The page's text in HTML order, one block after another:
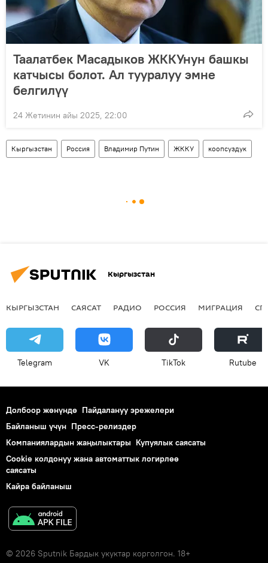
Таалатбек Масадыков ЖККУнун башкы
катчысы болот. Ал тууралуу эмне
белгилүү
24 Жетинин айы 2025, 22:00
Кыргызстан Россия Владимир Путин ЖККУ коопсуздук
Кыргызстан
КЫРГЫЗСТАН САЯСАТ РАДИО РОССИЯ МИГРАЦИЯ
Telegram VK ТikТоk Rutube
Долбоор жөнүндө Пайдалануу эрежелери
Байланыш үчүн Пресс-релиздер
Компаниялардын жаңылыктары Купуялык саясаты
Cookie колдонуу жана автоматтык логирлөө
саясаты
Кайра байланыш
© 2026 Sputnik Бардык укуктар корголгон. 18+